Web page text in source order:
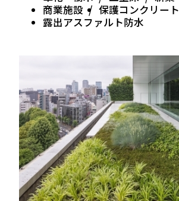
商業施設
保護コンクリート
露出アスファルト防水